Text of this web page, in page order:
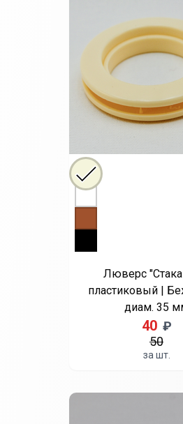
Выберите цвет
Бежевый
Люверс
пластиковый |
диам. 35
40 ₽
50
за шт.